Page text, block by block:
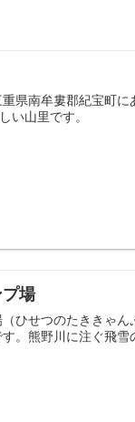
県南牟婁郡紀宝町に
い山里です。
場
ひせつのたききゃ
。熊野川に注ぐ飛雪